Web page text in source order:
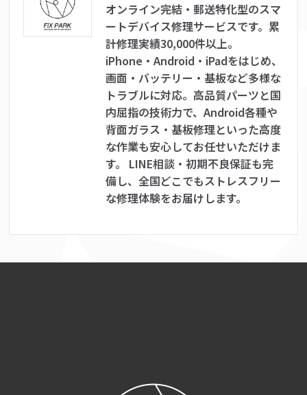
オンライン完結・郵送特化型のスマ
ートデバイス修理サービスです。累
計修理実績30,000件以上。
iPhone・Android・iPadをはじめ、
画面・バッテリー・基板など多様な
トラブルに対応。高品質パーツと国
内屈指の技術力で、Android各種や
背面ガラス・基板修理といった高度
な作業も安心してお任せいただけま
す。 LINE相談・初期不良保証も完
備し、全国どこでもストレスフリー
な修理体験をお届けします。